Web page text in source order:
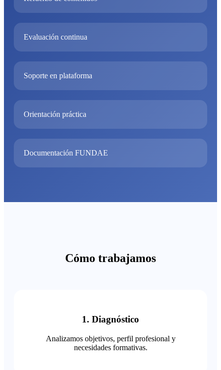
Evaluación continua
Soporte en plataforma
Orientación práctica
Documentación FUNDAE
Cómo trabajamos
1. Diagnóstico
Analizamos objetivos, perfil profesional y
necesidades formativas.